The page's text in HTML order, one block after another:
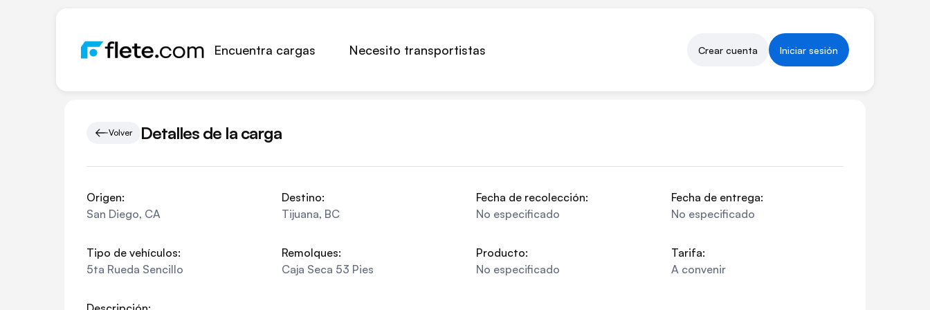
Encuentra cargas Necesito transportistas Crear cuenta Iniciar sesión
Volver Detalles de la carga
Origen:
San Diego, CA
Destino:
Tijuana, BC
Fecha de recolección:
No especificado
Fecha de entrega:
No especificado
Tipo de vehículos:
5ta Rueda Sencillo
Remolques:
Caja Seca 53 Pies
Producto:
No especificado
Tarifa:
A convenir